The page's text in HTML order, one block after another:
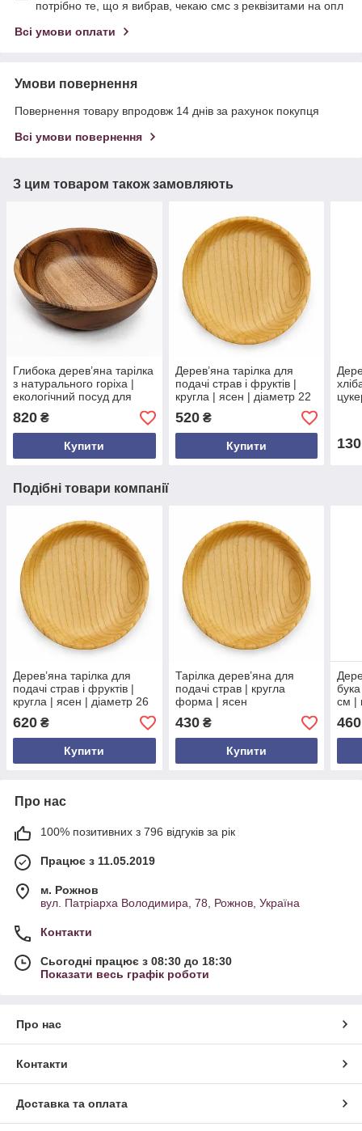
потрібно те, що я вибрав, чекаю смс з реквізитами на опл
Всі умови оплати
Умови повернення
Повернення товару впродовж 14 днів за рахунок покупця
Всі умови повернення
З цим товаром також замовляють
Глибока дерев’яна тарілка
з натурального горіха |
екологічний посуд для
подачі фруктів і страв
820 ₴
Купити
Дерев’яна тарілка для
подачі страв і фруктів |
кругла | ясен | діаметр 22
см | висота 3.8 см
520₴
Купити 130
Подібні товари компанії
Дерев’яна тарілка для
подачі страв і фруктів |
кругла | ясен | діаметр 26
620 ₴
Купити
Тарілка дерев’яна для
подачі страв | кругла
форма | ясен
натуральний | діаметр 18
см | висота 3.8 см
430₴
Купити
см |
460
Про нас
100% позитивних з 796 відгуків за рік
Працює з 11.05.2019
м. Рожнов
вул. Патріарха Володимира, 78, Рожнов, Україна
Контакти
Сьогодні працює з 08:30 до 18:30
Показати весь графік роботи
Про нас
Контакти
Доставка та оплата